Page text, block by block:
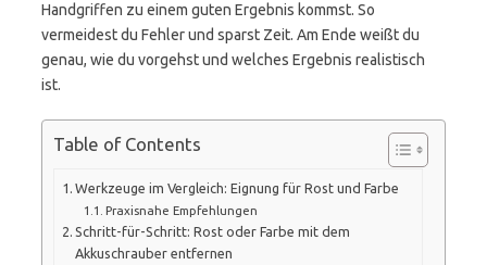
Handgriffen zu einem guten Ergebnis kommst. So
vermeidest du Fehler und sparst Zeit. Am Ende weißt du
genau, wie du vorgehst und welches Ergebnis realistisch
ist.
Table of Contents
Werkzeuge im Vergleich: Eignung für Rost und Farbe
Praxisnahe Empfehlungen
Schritt-für-Schritt: Rost oder Farbe mit dem
Akkuschrauber entfernen